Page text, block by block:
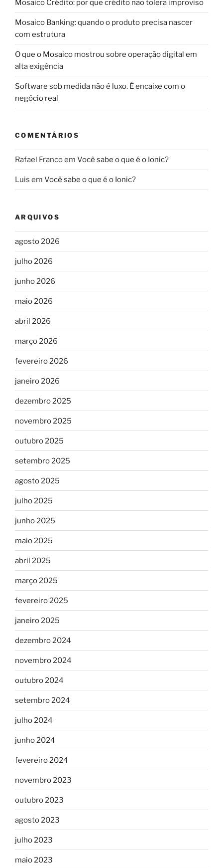
Mosaico Crédito: por que crédito não tolera improviso
Mosaico Banking: quando o produto precisa nascer
com estrutura
O que o Mosaico mostrou sobre operação digital em
alta exigência
Software sob medida não é luxo. É encaixe com o
negócio real
COMENTÁRIOS
Rafael Francoem Você sabe o que é o Ionic?
Luis em Você sabe o que é o Ionic?
ARQUIVOS
agosto 2026
julho 2026
junho 2026
maio 2026
abril 2026
março 2026
fevereiro 2026
janeiro 2026
dezembro 2025
novembro 2025
outubro 2025
setembro 2025
agosto 2025
julho 2025
junho 2025
maio 2025
abril 2025
março 2025
fevereiro 2025
janeiro 2025
dezembro 2024
novembro 2024
outubro 2024
setembro 2024
julho 2024
junho 2024
fevereiro 2024
novembro 2023
outubro 2023
agosto 2023
julho 2023
maio 2023